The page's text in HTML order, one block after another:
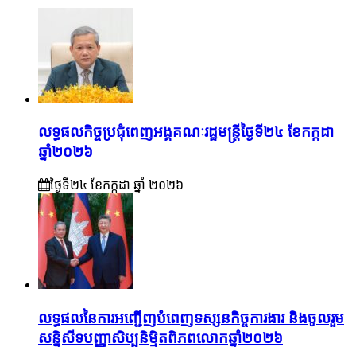
លទ្ធផលកិច្ចប្រជុំពេញអង្គគណៈរដ្ឋមន្រ្តីថ្ងៃទី២៤ ខែកក្កដា
ឆ្នាំ២០២៦
ថ្ងៃទី២៤ ខែ​កក្កដា ឆ្នាំ ២០២៦
លទ្ធផលនៃការអញ្ជើញបំពេញទស្សនកិច្ចការងារ និងចូលរួម
សន្និសីទបញ្ញាសិប្បនិម្មិតពិភពលោកឆ្នាំ២០២៦